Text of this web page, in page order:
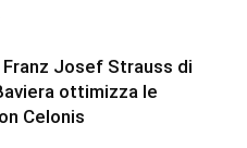
Franz Josef Strauss di
ottimizza le
Celonis